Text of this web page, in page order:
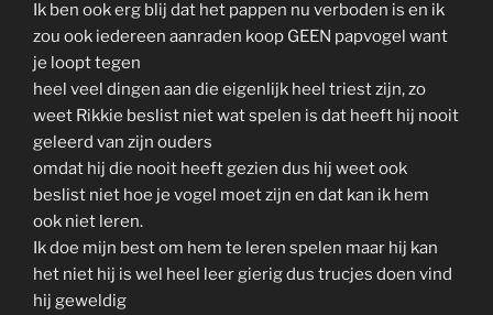
Ik ben ook erg blij dat het pappen nu verboden is en ik
zou ook iedereen aanraden koop GEEN papvogel want
je loopt tegen
heel veel dingen aan die eigenlijk heel triest zijn, zo
weet Rikkie beslist niet wat spelen is dat heeft hij nooit
geleerd van zijn ouders
omdat hij die nooit heeft gezien dus hij weet ook
beslist niet hoe je vogel moet zijn en dat kan ik hem
ook niet leren.
Ik doe mijn best om hem te leren spelen maar hij kan
het niet hij is wel heel leer gierig dus trucjes doen vind
hij geweldig